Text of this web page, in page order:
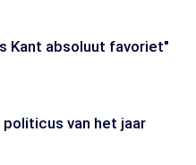
Kant absoluut favoriet"
politicus van het jaar